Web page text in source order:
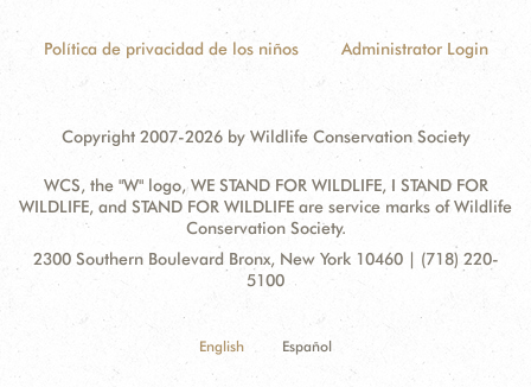
Política de privacidad de los niños Administrator Login
Copyright 2007-2026 by Wildlife Conservation Society
WCS, the "W" logo, WE STAND FOR WILDLIFE, I STAND FOR
WILDLIFE, and STAND FOR WILDLIFE are service marks of Wildlife
Conservation Society.
Contact
Address:
2300 Southern Boulevard Bronx, New York 10460 | (718) 220-
5100
English Español